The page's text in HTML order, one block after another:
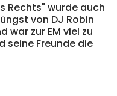
Rechts" wurde auch
von DJ Robin
war zur EM viel zu
seine Freunde die
mächtig in die
und her gehüpft,